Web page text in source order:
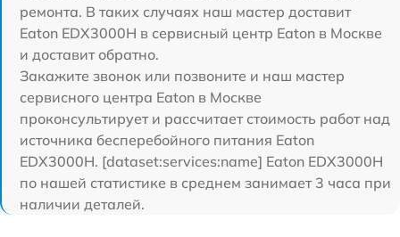
ремонта. В таких случаях наш мастер доставит
Eaton EDX3000H в сервисный центр Eaton в Москве
и доставит обратно.
Закажите звонок или позвоните и наш мастер
сервисного центра Eaton в Москве
проконсультирует и рассчитает стоимость работ над
источника бесперебойного питания Eaton
EDX3000H. [dataset:services:name] Eaton EDX3000H
по нашей статистике в среднем занимает 3 часа при
наличии деталей.